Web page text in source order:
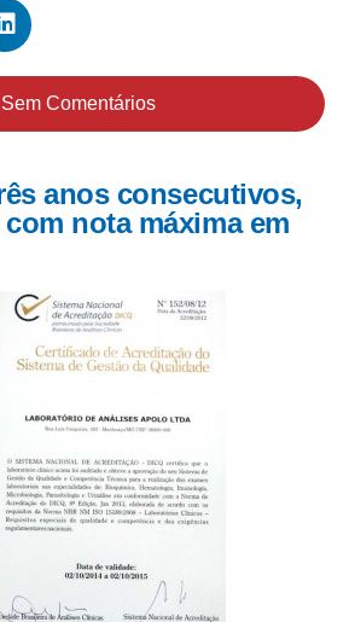
Sem Comentários
anos consecutivos,
nota máxima em